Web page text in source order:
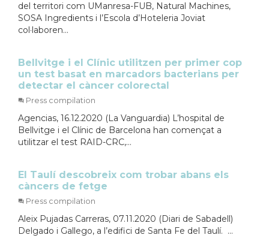
del territori com UManresa-FUB, Natural Machines,
SOSA Ingredients i l’Escola d’Hoteleria Joviat
col·laboren...
Bellvitge i el Clínic utilitzen per primer cop
un test basat en marcadors bacterians per
detectar el càncer colorectal
Press compilation
Agencias, 16.12.2020 (La Vanguardia) L’hospital de
Bellvitge i el Clínic de Barcelona han començat a
utilitzar el test RAID-CRC,...
El Taulí descobreix com trobar abans els
càncers de fetge
Press compilation
Aleix Pujadas Carreras, 07.11.2020 (Diari de Sabadell)
Delgado i Gallego, a l’edifici de Santa Fe del Taulí. ...